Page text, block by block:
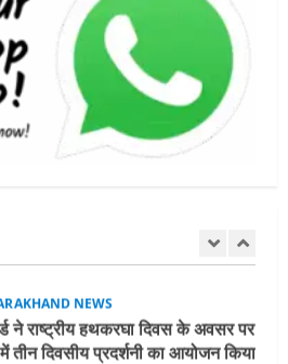
NEWS
कैबिनेट ने लिए कई महत्वपूर्ण निर्णय, अब
वर्ग के पशुपालकों को भी गाय एवं भैंस
पर मिलेगा अनुदान, मजदूरी संहिता
2026 को मिली मंजूरी
7, 2026
NEWS
जिला निर्वाचन अधिकारी ने
विधानसभा क्षेत्र के पोलिंग बूथों का